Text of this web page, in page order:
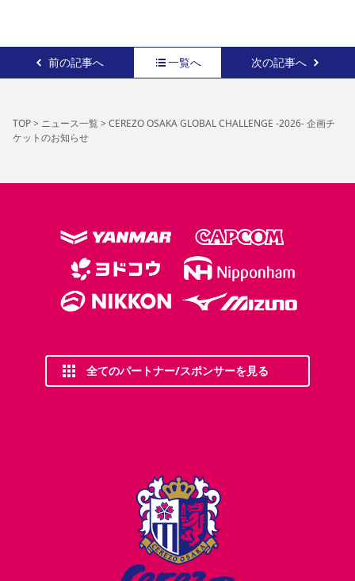
前の記事へ 一覧へ 次の記事へ
TOP> ニュース一覧> CEREZO OSAKA GLOBAL CHALLENGE -2026- 企画チ
ケットのお知らせ
全てのパートナー/スポンサーを見る